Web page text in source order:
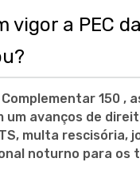
vigor a PEC
150 ,
avanços de
multa rescisória,
noturno para os